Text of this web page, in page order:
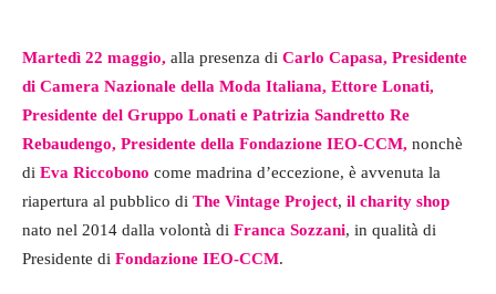
Martedì 22 maggio, alla presenza di Carlo Capasa, Presidente
di Camera Nazionale della Moda Italiana, Ettore Lonati,
Presidente del Gruppo Lonati e Patrizia Sandretto Re
Rebaudengo, Presidente della Fondazione IEO-CCM, nonchè
di Eva Riccobono come madrina d’eccezione, è avvenuta la
riapertura al pubblico di The Vintage Project, il charity shop
nato nel 2014 dalla volontà di Franca Sozzani, in qualità di
Presidente di Fondazione IEO-CCM.